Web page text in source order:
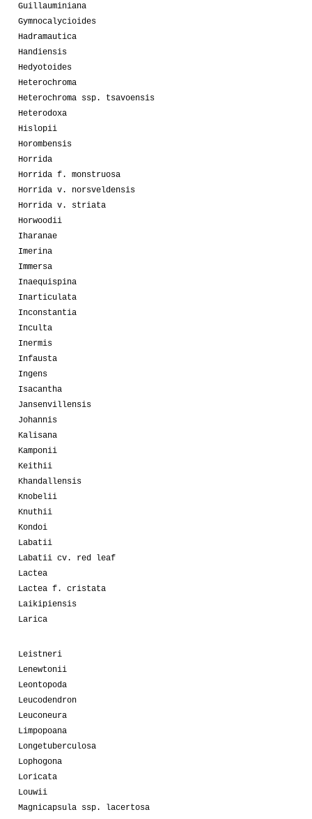
Guillauminiana
Gymnocalycioides
Hadramautica
Handiensis
Hedyotoides
Heterochroma
Heterochroma ssp. tsavoensis
Heterodoxa
Hislopii
Horombensis
Horrida
Horrida f. monstruosa
Horrida v. norsveldensis
Horrida v. striata
Horwoodii
Iharanae
Imerina
Immersa
Inaequispina
Inarticulata
Inconstantia
Inculta
Inermis
Infausta
Ingens
Isacantha
Jansenvillensis
Johannis
Kalisana
Kamponii
Keithii
Khandallensis
Knobelii
Knuthii
Kondoi
Labatii
Labatii cv. red leaf
Lactea
Lactea f. cristata
Laikipiensis
Larica
Leistneri
Lenewtonii
Leontopoda
Leucodendron
Leuconeura
Limpopoana
Longetuberculosa
Lophogona
Loricata
Louwii
Magnicapsula ssp. lacertosa